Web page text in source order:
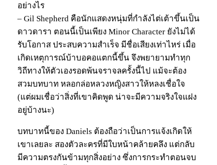
อย่างไร
– Gil Shepherd คือนักแสดงหนุ่มที่กำลังไต่เต้าขึ้นเป็น
ดาวดารา ตอนนี้เป็นเพียง Minor Character ยังไม่ได้
รับโอกาส ประสบความสำเร็จ มีชื่อเสียงเท่าไหร่ เมื่อ
เกิดเหตุการณ์บ้าบอคอแตกนี้ขึ้น จึงพยายามทำทุก
วิถีทางให้ตัวเองรอดพ้นจราจลครั้งนี้ไป แม้จะต้อง
สวมบทบาท หลอกล่อหลวงหญิงสาวให้หลงเชื่อใจ
(แต่ผมเชื่อว่าสิ่งที่เขาคิดพูด น่าจะมีความจริงใจแฝง
อยู่บ้างนะ)
บทบาทนี้ของ Daniels ต้องถือว่าเป็นการแจ้งเกิดให้
เขาเลยละ สองตัวละครที่มีใบหน้าคล้ายคลึง แต่กลับ
มีความตรงกันข้ามทุกสิ่งอย่าง ซึ่งการกระทำตอนจบ